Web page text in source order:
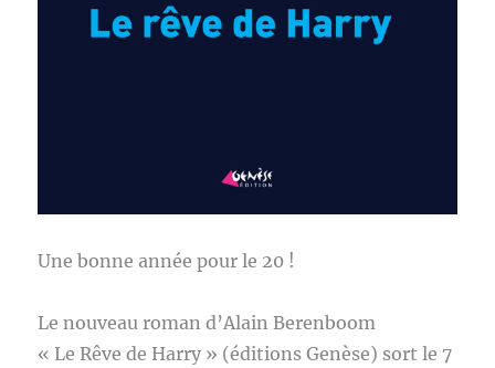
Une bonne année pour le 20 !
Le nouveau roman d’Alain Berenboom
« Le Rêve de Harry » (éditions Genèse) sort le 7